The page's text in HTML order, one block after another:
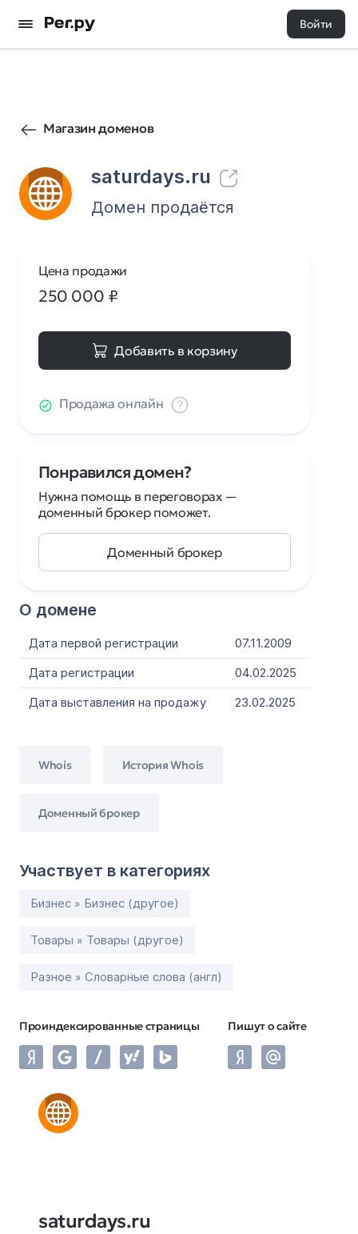
Войти
Магазин доменов
saturdays.ru
32 0
Домен продаётся
О домене
Дата первой регистрации
07.11.2009
Дата регистрации
04.02.2025
Дата выставления на продажу
23.02.2025
Whois История Whois
Доменный брокер
Участвует в категориях
Бизнес » Бизнес (другое)
Товары » Товары (другое)
Разное » Словарные слова (англ)
Проиндексированные страницы Пишут о сайте
Цена продажи
250 000 ₽
Добавить в корзину
Продажа онлайн
Понравился домен?
Нужна помощь в переговорах —
доменный брокер поможет.
Доменный брокер
saturdays.ru